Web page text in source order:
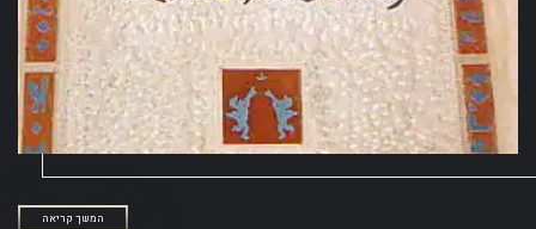
המשך קריאה